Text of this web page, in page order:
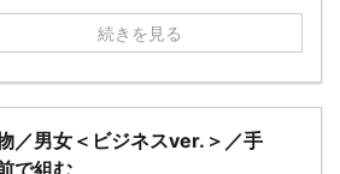
続きを見る
／男女＜ビジネスver.＞／手
で組む